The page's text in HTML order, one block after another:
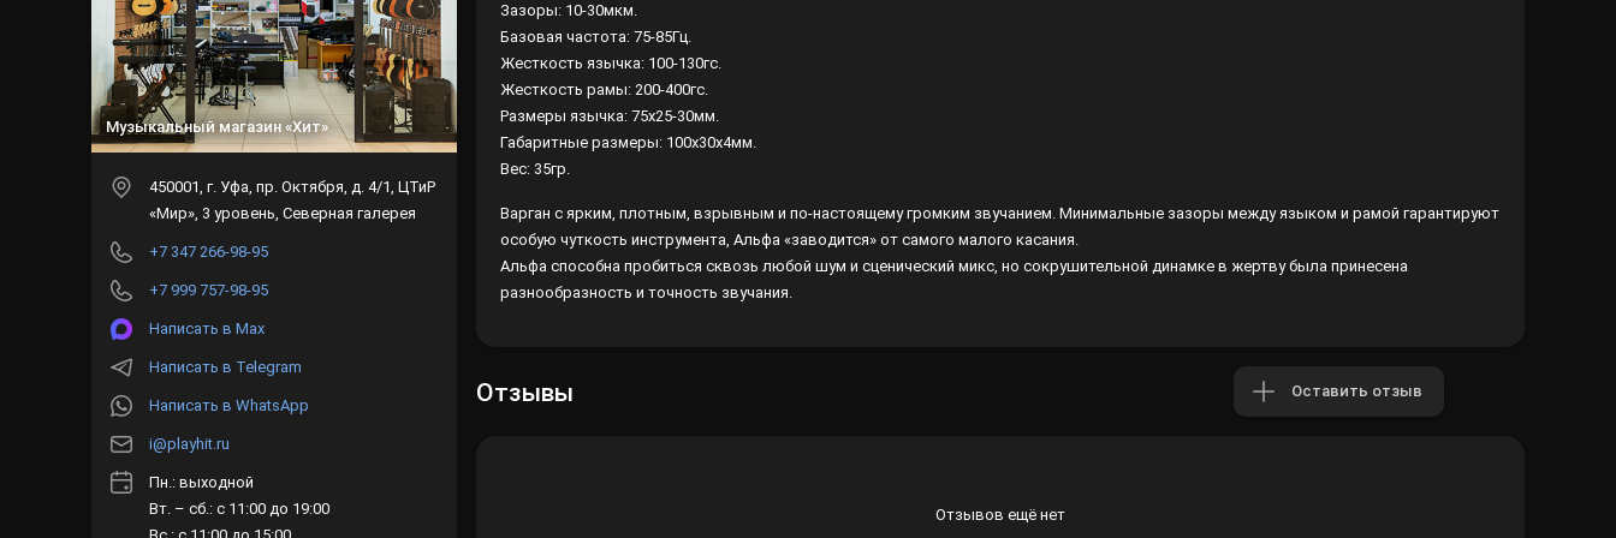
Зазоры: 10-30мкм.
Базовая частота: 75-85Гц.
Жесткость язычка: 100-130гс.
Жесткость рамы: 200-400гс.
Размеры язычка: 75x25-30мм.
Габаритные размеры: 100x30x4мм.
Вес: 35гр.
Варган с ярким, плотным, взрывным и по-настоящему громким звучанием. Минимальные зазоры между языком и рамой гарантируют
особую чуткость инструмента, Альфа «заводится» от самого малого касания.
Альфа способна пробиться сквозь любой шум и сценический микс, но сокрушительной динамке в жертву была принесена
разнообразность и точность звучания.
Отзывы Оставить отзыв
Отзывов ещё нет
Лампы
Светофильтры
Стробоскопы
Зенитные прожекторы
Музыкальный магазин «Хит»
450001 , г. Уфа пр. Октября, д. 4/1, ЦТиР
«Мир», 3 уровень, Северная галерея
+7 347 266-98-95
+7 999 757-98-95
Написать в Max
Написать в Telegram
Написать в WhatsApp
i@playhit.ru
Пн.: выходной
Вт. – сб.: с 11:00 до 19:00